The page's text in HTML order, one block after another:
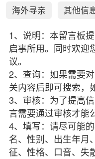
海外寻亲 其他信
1、说明：本留言板
启事所用。同时欢迎
议。
2、查询：如果需要
关内容后即可搜索，
3、审核：为了提高
言需要通过审核才能
4、填写：请尽可能
名、性别、出生年月
征、性格、口音、失